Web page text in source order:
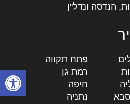
פתח
הנדסה ונדל"ן
פתח תקווה
רמת גן
חיפה
נתניה